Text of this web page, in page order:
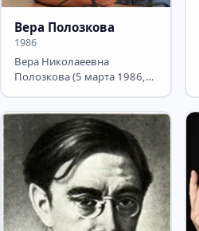
Вера Полозкова
1986
Вера Николаеевна
Полозкова (5 марта 1986,